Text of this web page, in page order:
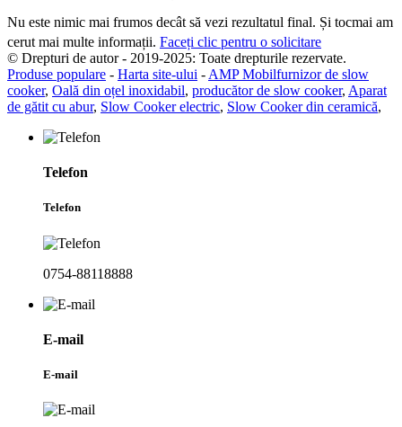
Nu este nimic mai frumos decât să vezi rezultatul final. Și tocmai am
cerut mai multe informații. Faceți clic pentru o solicitare
© Drepturi de autor - 2019-2025: Toate drepturile rezervate.
Produse populare - Harta site-ului - AMP Mobilfurnizor de slow
cooker, Oală din oțel inoxidabil, producător de slow cooker, Aparat
de gătit cu abur, Slow Cooker electric, Slow Cooker din ceramică,
Telefon
Telefon
0754-88118888
E-mail
E-mail